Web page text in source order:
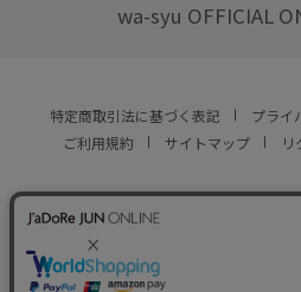
wa-syu OFFICIAL
特定商取引法に基づく表記 プライ
ご利用規約
サイトマップ リ
© JUN CO.,LTD. ALL